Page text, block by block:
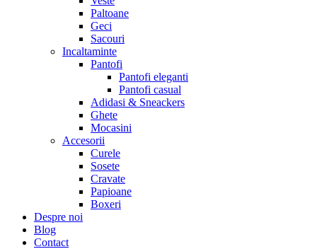
Paltoane
Geci
Sacouri
Incaltaminte
Pantofi
Pantofi eleganti
Pantofi casual
Adidasi & Sneackers
Ghete
Mocasini
Accesorii
Curele
Sosete
Cravate
Papioane
Boxeri
Despre noi
Blog
Contact